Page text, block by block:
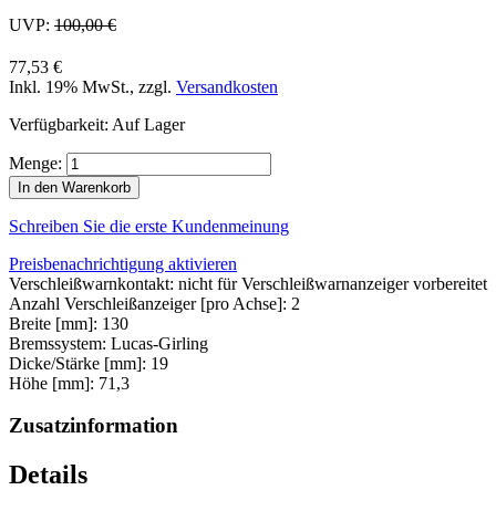
UVP: 100,00 €
77,53 €
Inkl. 19% MwSt., zzgl. Versandkosten
Verfügbarkeit: Auf Lager
Menge:
In den Warenkorb
Schreiben Sie die erste Kundenmeinung
Preisbenachrichtigung aktivieren
Verschleißwarnkontakt: nicht für Verschleißwarnanzeiger vorbereitet
Anzahl Verschleißanzeiger [pro Achse]: 2
Breite [mm]: 130
Bremssystem: Lucas-Girling
Dicke/Stärke [mm]: 19
Höhe [mm]: 71,3
Zusatzinformation
Details